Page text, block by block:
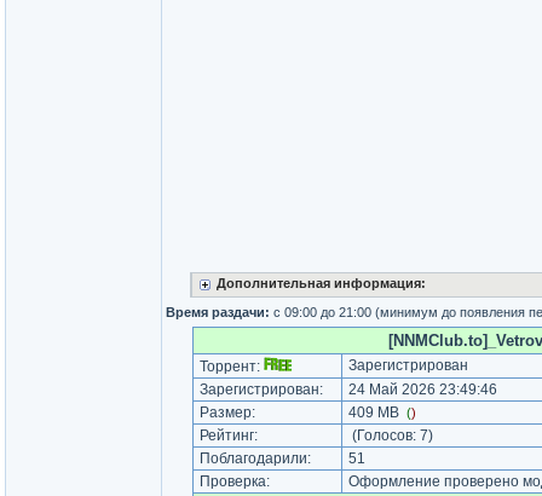
Дополнительная информация:
Время раздачи: с 09:00 до 21:00 (минимум до появления
Торрент:
Зарегистрирован
Зарегистрирован:
24 Май 2026 23:49:46
Размер:
409 MB ()
Рейтинг: (Голосов: 7)
Поблагодарили:
51
Проверка:
Оформление проверено